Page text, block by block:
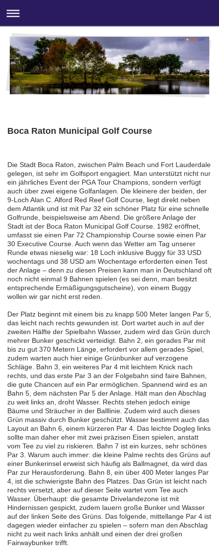
Boca Raton Municipal Golf Course
Die Stadt Boca Raton, zwischen Palm Beach und Fort Lauderdale
gelegen, ist sehr im Golfsport engagiert. Man unterstützt nicht nur
ein jährliches Event der PGA Tour Champions, sondern verfügt
auch über zwei eigene Golfanlagen. Die kleinere der beiden, der
9-Loch Alan C. Alford Red Reef Golf Course, liegt direkt neben
dem Atlantik und ist mit Par 32 ein schöner Platz für eine schnelle
Golfrunde, beispielsweise am Abend. Die größere Anlage der
Stadt ist der Boca Raton Municipal Golf Course. 1982 eröffnet,
umfasst sie einen Par 72 Championship Course sowie einen Par
30 Executive Course. Auch wenn das Wetter am Tag unserer
Runde etwas nieselig war: 18 Loch inklusive Buggy für 33 USD
wochentags und 38 USD am Wochentage erforderten einen Test
der Anlage – denn zu diesen Preisen kann man in Deutschland oft
noch nicht einmal 9 Bahnen spielen (es sei denn, man besitzt
entsprechende Ermäßigungsgutscheine), von einem Buggy
wollen wir gar nicht erst reden.
Der Platz beginnt mit einem bis zu knapp 500 Meter langen Par 5,
das leicht nach rechts gewunden ist. Dort wartet auch in auf der
zweiten Hälfte der Spielbahn Wasser, zudem wird das Grün durch
mehrer Bunker geschickt verteidigt. Bahn 2, ein gerades Par mit
bis zu gut 370 Metern Länge, erfordert vor allem gerades Spiel,
zudem warten auch hier einige Grünbunker auf verzogene
Schläge. Bahn 3, ein weiteres Par 4 mit leichtem Knick nach
rechts, und das erste Par 3 an der Folgebahn sind faire Bahnen,
die gute Chancen auf ein Par ermöglichen. Spannend wird es an
Bahn 5, dem nächsten Par 5 der Anlage. Hält man den Abschlag
zu weit links an, droht Wasser. Rechts stehen jedoch einige
Bäume und Sträucher in der Balllinie. Zudem wird auch dieses
Grün massiv durch Bunker geschützt. Wasser bestimmt auch das
Layout an Bahn 6, einem kürzeren Par 4. Das leichte Dogleg links
sollte man daher eher mit zwei präzisen Eisen spielen, anstatt
vom Tee zu viel zu riskieren. Bahn 7 ist ein kurzes, sehr schönes
Par 3. Warum auch immer: die kleine Palme rechts des Grüns auf
einer Bunkerinsel erweist sich häufig als Ballmagnet, da wird das
Par zur Herausforderung. Bahn 8, ein über 400 Meter langes Par
4, ist die schwierigste Bahn des Platzes. Das Grün ist leicht nach
rechts versetzt, aber auf dieser Seite wartet vom Tee auch
Wasser. Überhaupt: die gesamte Drivelandezone ist mit
Hindernissen gespickt, zudem lauern große Bunker und Wasser
auf der linken Seite des Grüns. Das folgende, mittellange Par 4 ist
dagegen wieder einfacher zu spielen – sofern man den Abschlag
nicht zu weit nach links anhält und einen der drei großen
Fairwaybunker trifft.